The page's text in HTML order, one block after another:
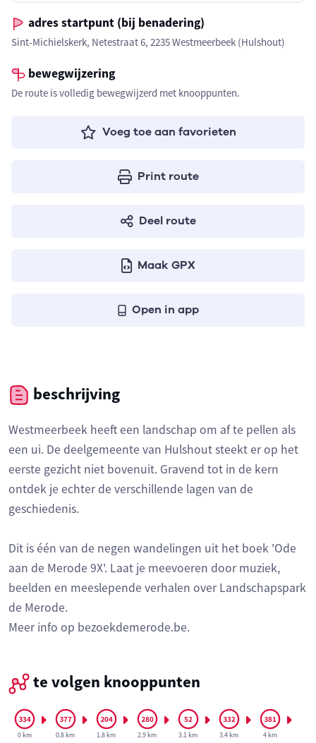
adres startpunt (bij benadering)
Sint-Michielskerk, Netestraat 6, 2235 Westmeerbeek (Hulshout)
bewegwijzering
De route is volledig bewegwijzerd met knooppunten.
Voeg toe aan favorieten
Print route
Deel route
Maak GPX
Open in app
beschrijving
Westmeerbeek heeft een landschap om af te pellen als
een ui. De deelgemeente van Hulshout steekt er op het
eerste gezicht niet bovenuit. Gravend tot in de kern
ontdek je echter de verschillende lagen van de
geschiedenis.
Dit is één van de negen wandelingen uit het boek 'Ode
aan de Merode 9X'. Laat je meevoeren door muziek,
beelden en meeslepende verhalen over Landschapspark
de Merode.
Meer info op bezoekdemerode.be.
te volgen knooppunten
0 km 0.8 km 1.8 km 2.9 km 3.1 km 3.4 km 4 km